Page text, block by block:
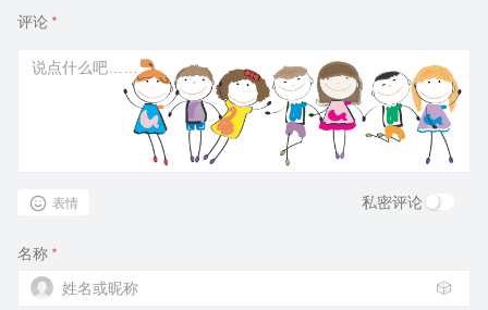
评论 *
表情 私密评论
名称 *
🎲